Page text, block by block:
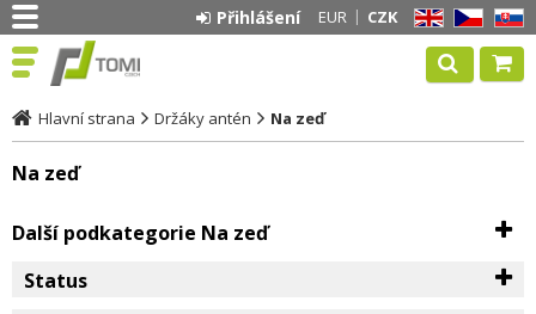
EN CZ SK
EUR CZK
Přihlášení
Hlavní strana Držáky antén Na zeď
Na zeď
Další podkategorie Na zeď
Status